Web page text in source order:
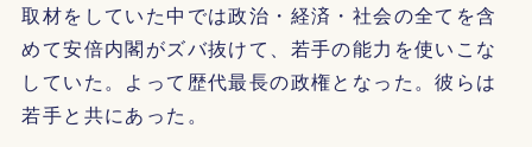
取材をしていた中では政治・経済・社会の全てを含
めて安倍内閣がズバ抜けて、若手の能力を使いこな
していた。よって歴代最長の政権となった。彼らは
若手と共にあった。